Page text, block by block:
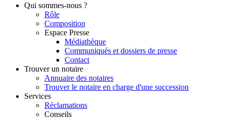
Qui sommes-nous ?
Rôle
Composition
Espace Presse
Médiathèque
Communiqués et dossiers de presse
Contact
Trouver un notaire
Annuaire des notaires
Trouver le notaire en charge d'une succession
Services
Réclamations
Conseils